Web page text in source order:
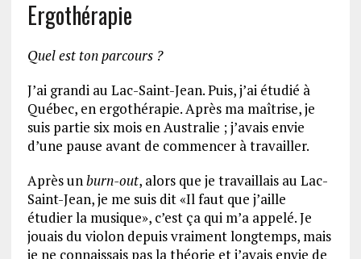
Ergothérapie
Quel est ton parcours ?
J’ai grandi au Lac-Saint-Jean. Puis, j’ai étudié à
Québec, en ergothérapie. Après ma maîtrise, je
suis partie six mois en Australie ; j’avais envie
d’une pause avant de commencer à travailler.
Après unburn-out, alors que je travaillais au Lac-
Saint-Jean, je me suis dit «Il faut que j’aille
étudier la musique», c’est ça qui m’a appelé. Je
jouais du violon depuis vraiment longtemps, mais
je ne connaissais pas la théorie et j’avais envie de